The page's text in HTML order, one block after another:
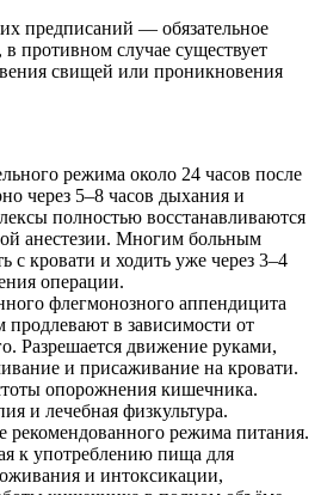
предписаний — обязательное
противном случае существует
свищей или проникновения
режима около 24 часов после
через 5–8 часов дыхания и
полностью восстанавливаются
анестезии. Многим больным
с кровати и ходить уже через 3–4
операции.
флегмонозного аппендицита
в зависимости от
Разрешается движение руками,
и присаживание на кровати.
опорожнения кишечника.
и лечебная физкультура.
рекомендованного режима питания.
к употреблению пища для
и интоксикации,